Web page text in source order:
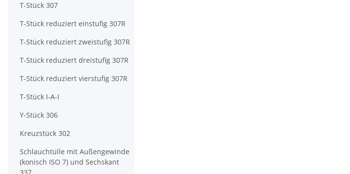
T-Stück 307
T-Stück reduziert einstufig 307R
T-Stück reduziert zweistufig 307R
T-Stück reduziert dreistufig 307R
T-Stück reduziert vierstufig 307R
T-Stück I-A-I
Y-Stück 306
Kreuzstück 302
Schlauchtülle mit Außengewinde
(konisch ISO 7) und Sechskant